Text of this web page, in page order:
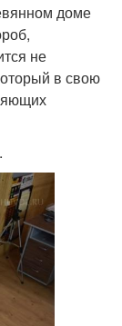
доме
не
в свою